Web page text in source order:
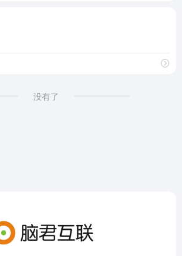
没有了